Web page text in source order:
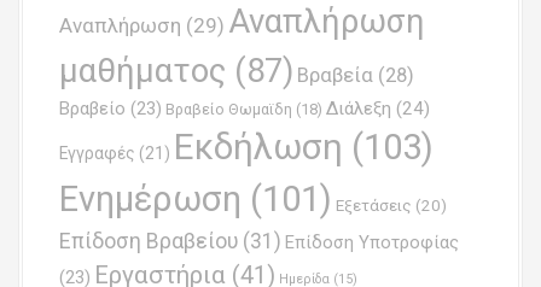
Αναπλήρωση (29) Αναπλήρωση
μαθήματος (87) Βραβεία (28)
Βραβείο (23) Βραβείο Θωμαϊδη (18) Διάλεξη (24)
Εγγραφές (21) Εκδήλωση (103)
Ενημέρωση (101) Εξετάσεις (20)
Επίδοση Βραβείου (31) Επίδοση Υποτροφίας
(23) Εργαστήρια (41) Ημερίδα (15)